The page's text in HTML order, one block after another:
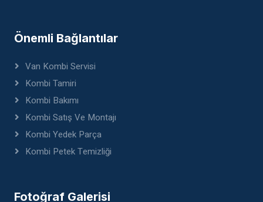
Önemli Bağlantılar
Van Kombi Servisi
Kombi Tamiri
Kombi Bakımı
Kombi Satış Ve Montajı
Kombi Yedek Parça
Kombi Petek Temizliği
Fotoğraf Galerisi